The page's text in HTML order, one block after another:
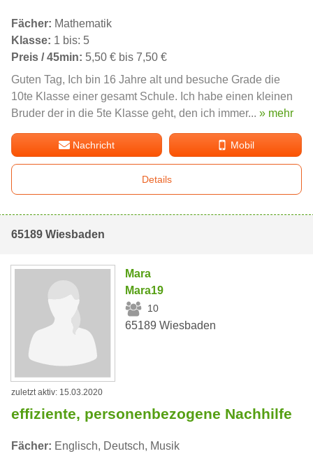
Fächer: Mathematik
Klasse: 1 bis: 5
Preis / 45min: 5,50 € bis 7,50 €
Guten Tag, Ich bin 16 Jahre alt und besuche Grade die
10te Klasse einer gesamt Schule. Ich habe einen kleinen
Bruder der in die 5te Klasse geht, den ich immer... » mehr
Nachricht Mobil
Details
65189 Wiesbaden
Mara
Mara19
10
65189 Wiesbaden
zuletzt aktiv: 15.03.2020
effiziente, personenbezogene Nachhilfe
Fächer: Englisch, Deutsch, Musik